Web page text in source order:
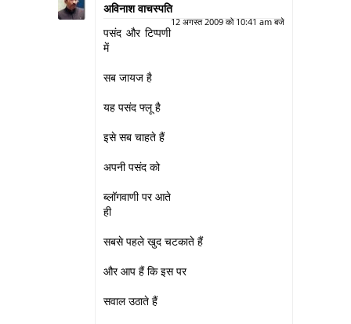
अविनाश वाचस्पति
12 अगस्त 2009 को 10:41 am बजे
पसंद और टिप्‍पणी
में
सब जायज है
यह पसंद फ्लू है
इसे सब चाहते हैं
अपनी पसंद को
ब्‍लॉगवाणी पर आते
ही
सबसे पहले खुद चटकाते हैं
और आप हैं कि इस पर
सवाल उठाते हैं